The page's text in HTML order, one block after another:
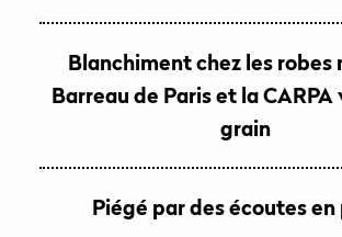
Blanchiment chez les robes
Barreau de Paris et la
grain
Piégé par des écoutes en